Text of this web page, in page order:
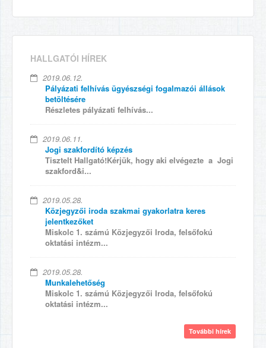
HALLGATÓI HÍREK
2019.06.12.
Pályázati felhívás ügyészségi fogalmazói állások
betöltésére
Részletes pályázati felhívás...
2019.06.11.
Jogi szakfordító képzés
Tisztelt Hallgató!Kérjük, hogy aki elvégezte a Jogi
szakford&i...
2019.05.28.
Közjegyzői iroda szakmai gyakorlatra keres
jelentkezőket
Miskolc 1. számú Közjegyzői Iroda, felsőfokú
oktatási intézm...
2019.05.28.
Munkalehetőség
Miskolc 1. számú Közjegyzői Iroda, felsőfokú
oktatási intézm...
További hírek